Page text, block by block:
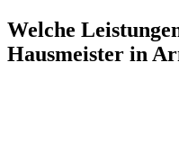
Welche
Hausmeister in